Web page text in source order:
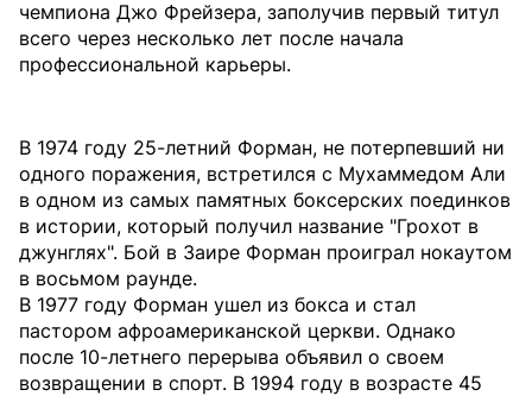
чемпиона Джо Фрейзера, заполучив первый титул
всего через несколько лет после начала
профессиональной карьеры.
В 1974 году 25-летний Форман, не потерпевший ни
одного поражения, встретился с Мухаммедом Али
в одном из самых памятных боксерских поединков
в истории, который получил название "Грохот в
джунглях". Бой в Заире Форман проиграл нокаутом
в восьмом раунде.
В 1977 году Форман ушел из бокса и стал
пастором афроамериканской церкви. Однако
после 10-летнего перерыва объявил о своем
возвращении в спорт. В 1994 году в возрасте 45